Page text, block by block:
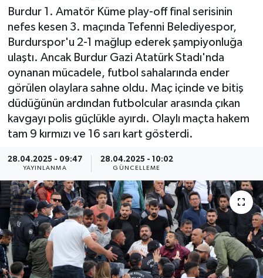
Burdur 1. Amatör Küme play-off final serisinin
nefes kesen 3. maçında Tefenni Belediyespor,
Burdurspor'u 2-1 mağlup ederek şampiyonluğa
ulaştı. Ancak Burdur Gazi Atatürk Stadı'nda
oynanan mücadele, futbol sahalarında ender
görülen olaylara sahne oldu. Maç içinde ve bitiş
düdüğünün ardından futbolcular arasında çıkan
kavgayı polis güçlükle ayırdı. Olaylı maçta hakem
tam 9 kırmızı ve 16 sarı kart gösterdi.
28.04.2025 - 09:47
YAYINLANMA
28.04.2025 - 10:02
GÜNCELLEME
Asayiş
Dünya
Eğitim
Sağlık
Turizm
Çevre
Kültür ve Sanat
Sivil Toplum
Haber Arşivi